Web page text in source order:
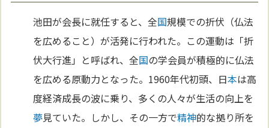
池田が会長に就任すると、全国規模での折伏（仏法
を広めること）が活発に行われた。この運動は「折
伏大行進」と呼ばれ、全国の学会員が積極的に仏法
を広める原動力となった。1960年代初頭、日本は高
度経済成長の波に乗り、多くの人々が生活の向上を
夢見ていた。しかし、その一方で精神的な拠り所を